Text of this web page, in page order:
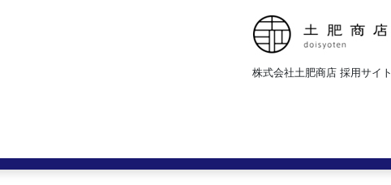
株式会社土肥商店 採用サイト